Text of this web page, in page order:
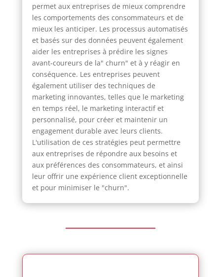
permet aux entreprises de mieux comprendre
les comportements des consommateurs et de
mieux les anticiper. Les processus automatisés
et basés sur des données peuvent également
aider les entreprises à prédire les signes
avant-coureurs de la" churn" et à y réagir en
conséquence. Les entreprises peuvent
également utiliser des techniques de
marketing innovantes, telles que le marketing
en temps réel, le marketing interactif et
personnalisé, pour créer et maintenir un
engagement durable avec leurs clients.
L'utilisation de ces stratégies peut permettre
aux entreprises de répondre aux besoins et
aux préférences des consommateurs, et ainsi
leur offrir une expérience client exceptionnelle
et pour minimiser le "churn".